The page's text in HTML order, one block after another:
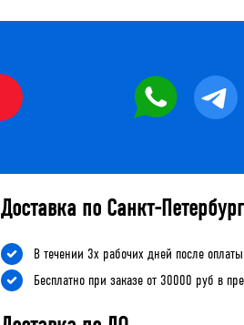
Доставка по Санкт-
В течении 3х рабочих дней после
Бесплатно при заказе от 30000 руб в